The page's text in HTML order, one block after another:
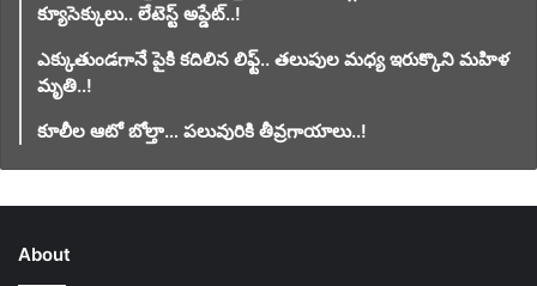
క్యూసెక్కులు.. లేటెస్ట్ అప్డేట్..!
ఎక్కుతుండగానే పైకి కదిలిన లిఫ్ట్‌.. తలుపుల మధ్య ఇరుక్కొని మహిళ
మృతి..!
కూలీల ఆటో బోల్తా… పలువురికి తీవ్రగాయాలు..!
About